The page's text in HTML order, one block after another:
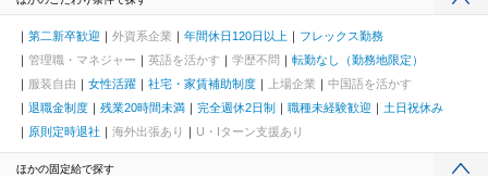
第二新卒歓迎 外資系企業 年間休日120日以上
フレックス勤務
管理職・マネジャー
英語を活かす 学歴不問
転勤なし（勤務地限定）
服装自由
女性活躍 社宅・家賃補助制度 上場企業
中国語を活かす
退職金制度
残業20時間未満 完全週休2日制 職種未経験歓迎
土日祝休み
原則定時退社
海外出張あり U・Iターン支援あり
ほかの固定給で探す